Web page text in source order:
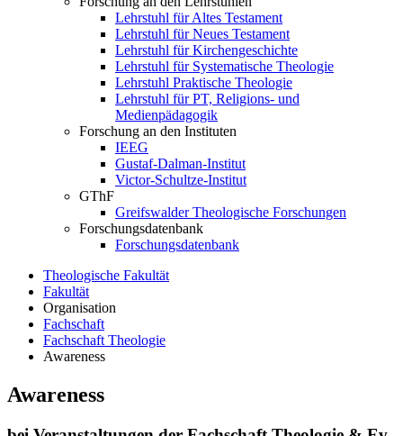
Lehrstuhl für Altes Testament
Lehrstuhl für Neues Testament
Lehrstuhl für Kirchengeschichte
Lehrstuhl für Systematische Theologie
Lehrstuhl Praktische Theologie
Lehrstuhl für PT, Religions- und
Medienpädagogik
Forschung an den Instituten
IEEG
Gustaf-Dalman-Institut
Victor-Schultze-Institut
GThF
Greifswalder Theologische Forschungen
Forschungsdatenbank
Forschungsdatenbank
Theologische Fakultät
Fakultät
Organisation
Fachschaft
Fachschaft Theologie
Awareness
Awareness